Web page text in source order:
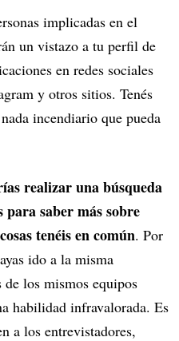
implicadas en el
un vistazo a tu perfil de
en redes sociales
y otros sitios. Tenés
incendiario que pueda
realizar una búsqueda
para saber más sobre
tenéis en común. Por
ido a la misma
de los mismos equipos
habilidad infravalorada. Es
a los entrevistadores,